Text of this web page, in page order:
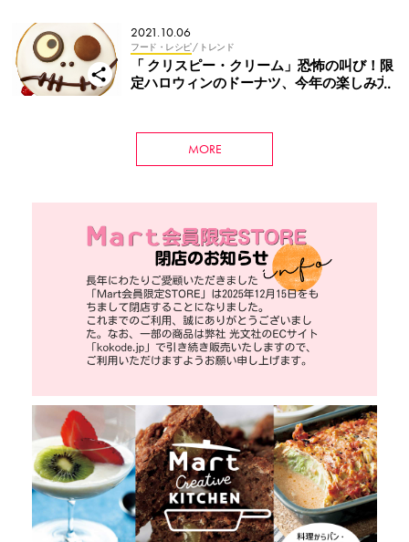
2021.10.06
フード・レシピ/ トレンド
「 クリスピー・クリーム」恐怖の叫び！限
定ハロウィンのドーナツ、今年の楽しみ方
MORE